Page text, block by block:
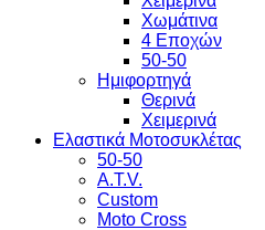
Χωμάτινα
4 Εποχών
50-50
Ημιφορτηγά
Θερινά
Χειμερινά
Ελαστικά Μοτοσυκλέτας
50-50
A.T.V.
Custom
Moto Cross